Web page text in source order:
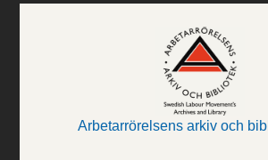
Arbetarrörelsens arkiv och